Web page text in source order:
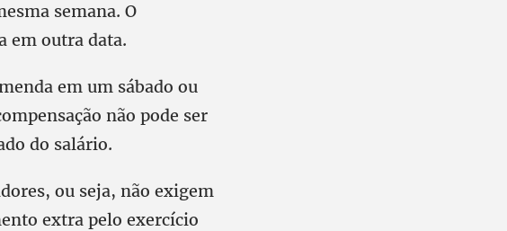
semana. O
em outra data.
em um sábado ou
não pode ser
do salário.
ou seja, não exigem
extra pelo exercício